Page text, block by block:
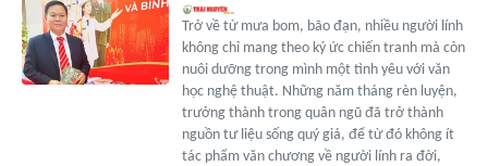
Trở về từ mưa bom, bão đạn, nhiều người lính
không chỉ mang theo ký ức chiến tranh mà còn
nuôi dưỡng trong mình một tình yêu với văn
học nghệ thuật. Những năm tháng rèn luyện,
trưởng thành trong quân ngũ đã trở thành
nguồn tư liệu sống quý giá, để từ đó không ít
tác phẩm văn chương về người lính ra đời,